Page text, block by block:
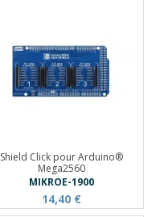
Shield Click pour Arduino®
Mega2560
MIKROE-1900
14,40 €